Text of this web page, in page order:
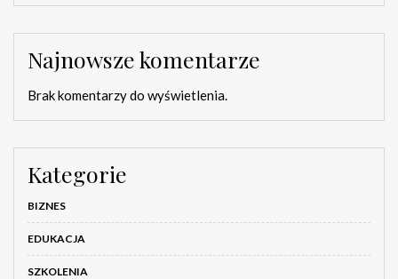
Najnowsze komentarze
Brak komentarzy do wyświetlenia.
Kategorie
BIZNES
EDUKACJA
SZKOLENIA